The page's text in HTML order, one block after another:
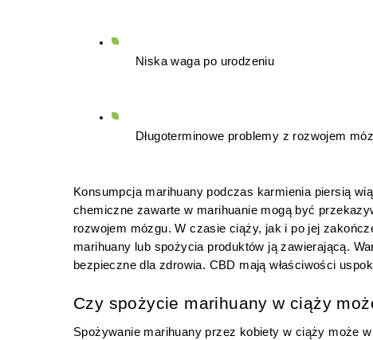
Niska waga po urodzeniu
Długoterminowe problemy z rozwojem
Konsumpcja marihuany podczas karmienia piersią
chemiczne zawarte w marihuanie mogą być
rozwojem mózgu. W czasie ciąży, jak i po jej
marihuany lub spożycia produktów ją zawierającą.
bezpieczne dla zdrowia. CBD mają właściwości
Czy spożycie marihuany w ciąży
Spożywanie marihuany przez kobiety w ciąży może